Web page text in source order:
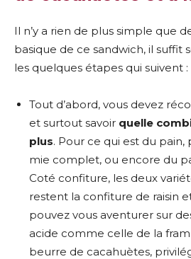
Il n’y a rien de plus simple que
basique de ce sandwich, il suffit
les quelques étapes qui suivent :
Tout d’abord, vous devez
et surtout savoir quelle
plus. Pour ce qui est du pain,
mie complet, ou encore du
Coté confiture, les deux
restent la confiture de raisin
pouvez vous aventurer sur
acide comme celle de la
beurre de cacahuètes,